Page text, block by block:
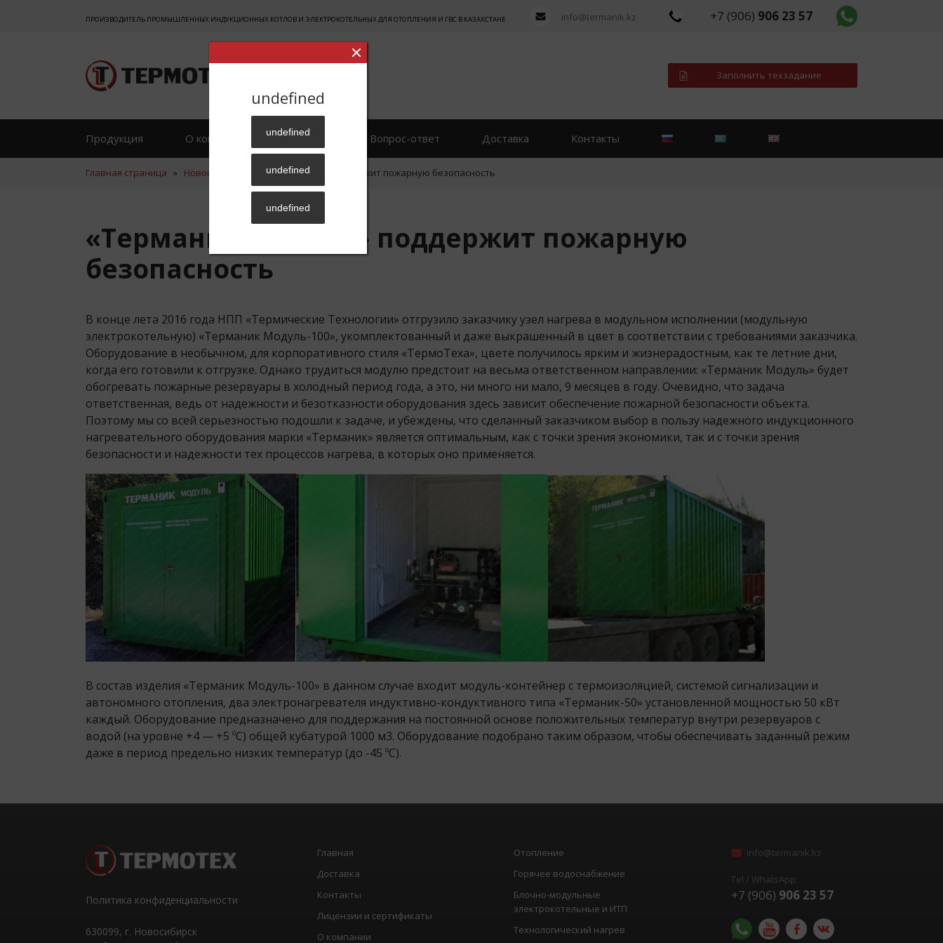
undefined
undefined
undefined
undefined
ПРОИЗВОДИТЕЛЬ ПРОМЫШЛЕННЫХ ИНДУКЦИОННЫХ КОТЛОВ И ЭЛЕКТРОКОТЕЛЬНЫХ ДЛЯ ОТОПЛЕНИЯ И ГВС В КАЗАХСТАНЕ info@termanik.kz +7 (906) 906 23 57
Заполнить техзадание
Продукция О компании Отзывы Вопрос-ответ Доставка Контакты
Главная страница » Новости «Терманик Модуль» поддержит пожарную безопасность
«Терманик Модуль» поддержит пожарную
безопасность
В конце лета 2016 года НПП «Термические Технологии» отгрузило заказчику узел нагрева в модульном исполнении (модульную
электрокотельную) «Терманик Модуль-100», укомплектованный и даже выкрашенный в цвет в соответствии с требованиями заказчика.
Оборудование в необычном, для корпоративного стиля «ТермоТеха», цвете получилось ярким и жизнерадостным, как те летние дни,
когда его готовили к отгрузке. Однако трудиться модулю предстоит на весьма ответственном направлении: «Терманик Модуль» будет
обогревать пожарные резервуары в холодный период года, а это, ни много ни мало, 9 месяцев в году. Очевидно, что задача
ответственная, ведь от надежности и безотказности оборудования здесь зависит обеспечение пожарной безопасности объекта.
Поэтому мы со всей серьезностью подошли к задаче, и убеждены, что сделанный заказчиком выбор в пользу надежного индукционного
нагревательного оборудования марки «Терманик» является оптимальным, как с точки зрения экономики, так и с точки зрения
безопасности и надежности тех процессов нагрева, в которых оно применяется.
В состав изделия «Терманик Модуль-100» в данном случае входит модуль-контейнер с термоизоляцией, системой сигнализации и
автономного отопления, два электронагревателя индуктивно-кондуктивного типа «Терманик-50» установленной мощностью 50 кВт
каждый. Оборудование предназначено для поддержания на постоянной основе положительных температур внутри резервуаров с
водой (на уровне +4 — +5 ºС) общей кубатурой 1000 м3. Оборудование подобрано таким образом, чтобы обеспечивать заданный режим
даже в период предельно низких температур (до -45 ºС).
Политика конфиденциальности
630099, г. Новосибирск
Главная
Доставка
Контакты
Лицензии и сертификаты
О компании
Отопление
Горячее водоснабжение
Блочно-модульные
электрокотельные и ИТП
Технологический нагрев
info@termanik.kz
Tel / WhatsApp:
+7 (906) 906 23 57